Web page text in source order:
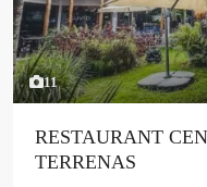
11
RESTAURANT
TERRENAS